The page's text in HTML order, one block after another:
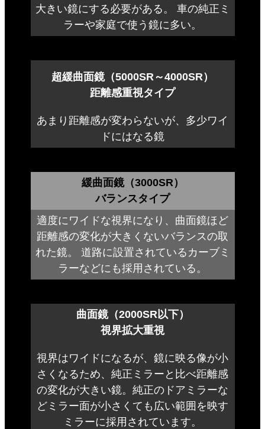
大きい鏡にする必要がある。 車の純正ミ
ラーや家庭で使う鏡に多い。
超緩曲面鏡（5000SR～4000SR）
距離感重視タイプ
あまり距離感が変わらないが、多少ワイ
ドにはなる鏡
緩曲面鏡（3000SR）
バランスタイプ
適度にワイドな視界になり、曲面鏡ほど
距離感の変化が大きくないバランスの取
れた鏡。 道路に設置されているカーブミ
ラーなどにも採用されている。
曲面鏡（2000SR以下）
視界拡大重視
視界はワイドになるが、鏡に映る像が小
さくなるため、純正ミラーと比べ距離感
の変化が大きい鏡。純正のドアミラーな
どミラー面が小さくても広い範囲を映す
ミラーに採用されています。